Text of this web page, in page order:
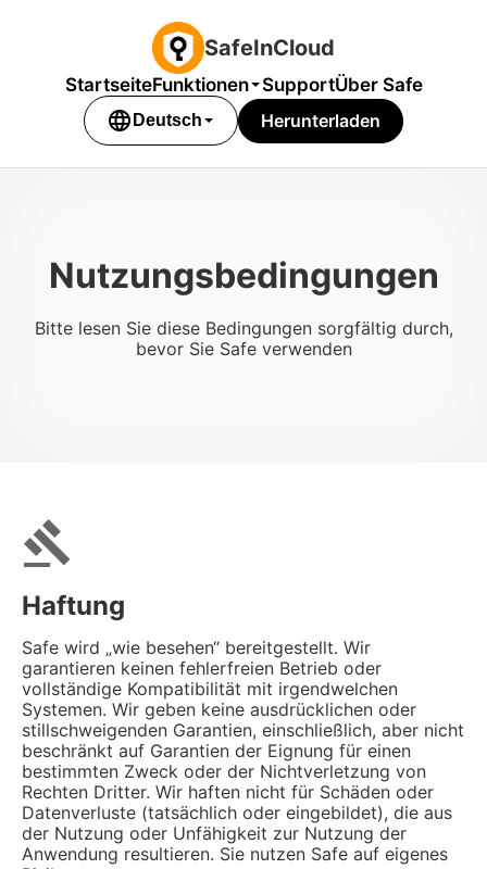
SafeInCloud
StartseiteFunktionen SupportÜber Safe
language Deutsch Herunterladen
Nutzungsbedingungen
Bitte lesen Sie diese Bedingungen sorgfältig durch,
bevor Sie Safe verwenden
gavel
Haftung
Safe wird „wie besehen“ bereitgestellt. Wir
garantieren keinen fehlerfreien Betrieb oder
vollständige Kompatibilität mit irgendwelchen
Systemen. Wir geben keine ausdrücklichen oder
stillschweigenden Garantien, einschließlich, aber nicht
beschränkt auf Garantien der Eignung für einen
bestimmten Zweck oder der Nichtverletzung von
Rechten Dritter. Wir haften nicht für Schäden oder
Datenverluste (tatsächlich oder eingebildet), die aus
der Nutzung oder Unfähigkeit zur Nutzung der
Anwendung resultieren. Sie nutzen Safe auf eigenes